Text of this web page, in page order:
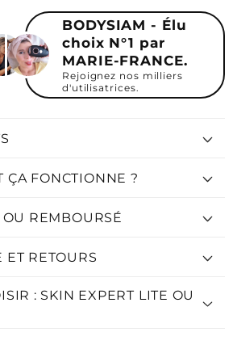
BODYSIAM - Élu
choix N°1 par
MARIE-FRANCE.
Rejoignez nos milliers
d'utilisatrices.
ÇA FONCTIONNE ?
OU REMBOURSÉ
ET RETOURS
: SKIN EXPERT LITE OU